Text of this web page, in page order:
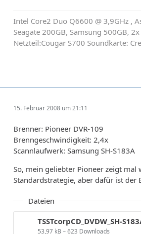
Intel Core2 Duo Q6600 @ 3,9GHz ,
Seagate 200GB, Samsung 500GB,
Netzteil:Cougar S700 Soundkarte:
15. Februar 2008 um 21:11
Brenner: Pioneer DVR-109
Brenngeschwindigkeit: 2,4x
Scannlaufwerk: Samsung SH-S183A
So, mein geliebter Pioneer zeigt
Standardstrategie, aber dafür ist
Dateien
53,97 kB – 623 Downloads